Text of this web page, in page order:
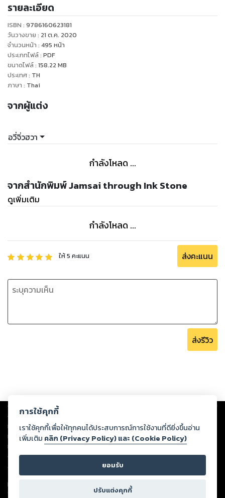
แต่สองคนนั้นก็ไม่ร้ายเท่ากับการพบ ‘มู่จง’ บ่าวชั่วที่ขายนางให้กับ
หอคณิกาเมื่อชาติก่อน
เขาเป็นคนเดียวที่รู้ตัวตนที่แท้จริงของนาง!
เมื่อเขาเริ่มไล่ล่า และบีบคั้นให้นางก้าวสู่ทางตาย...
นางก็จะให้พวกเขาได้รู้ว่าคนอย่างนางนั้นมีแค้นต้องชำระ
มาดูกันให้ดีเถิดว่า... ใครจะพินาศก่อนใคร!"
รายละเอียด
ISBN : 9786160623181
วันวางขาย : 21 ต.ค. 2020
จำนวนหน้า : 495 หน้า
ประเภทไฟล์: PDF
ขนาดไฟล์: 158.22 MB
ประเทศ: TH
ภาษา : Thai
จากผู้แต่ง
อวี่จิ่วฮวา
กำลังโหลด ...
จากสำนักพิมพ์ Jamsai through Ink Stone
ดูเพิ่มเติม
กำลังโหลด ...
ให้5 คะแนน ส่งคะแนน
ส่งรีวิว
Copyright © 2026
ต่อผลงานหรือเนื้อหาใดที่อัปโหลดผ่านเว็บไซต์และปรากฏว่าละเมิดสิทธิใน
ทรัพย์สินทางปัญญาของบุคคลอื่นหรือขัดต่อกฎหมายและศีลธรรม ดังนั้น ผู้อ่าน
ทุกท่านโปรดใช้วิจารณญาณในการกลั่นกรองด้วยตนเอง และหากท่านพบว่าส่วน
หนึ่งส่วนใดขัดต่อกฎหมายและศีลธรรม กรุณาแจ้งมายังบริษัท เพื่อทีมงานจะได้
ดำเนินการในทันที ทั้งนี้ ทางสตอรี่ล็อกขอสงวนลิขสิทธิ์ตามพระราชบัญญัติ
ลิขสิทธิ์ พ.ศ. 2537 (ฉบับล่าสุด)
For support: member@ookbee.com
Version
การใช้คุกกี้
เราใช้คุกกี้เพื่อให้ทุกคนได้ประสบการณ์การใช้งานที่ดียิ่งขึ้นอ่าน
เพิ่มเติม คลิก (Privacy Policy) และ (Cookie Policy)
ยอมรับ
ปรับแต่งคุกกี้